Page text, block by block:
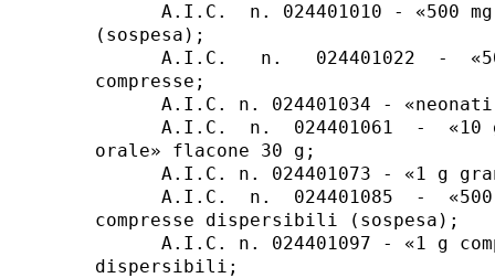
A.I.C.  n. 024401010 - «500
(sospesa);
A.I.C.   n.   024401022  -
compresse;
A.I.C. n. 024401034 -
A.I.C.  n.  024401061  -  «10
orale» flacone 30 g;
A.I.C. n. 024401073 - «1 g
A.I.C.  n.  024401085  -
compresse dispersibili (sospesa);
A.I.C. n. 024401097 - «1 g
dispersibili;